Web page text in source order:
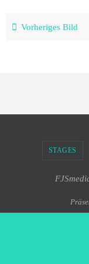
Vorheriges Bild
STAGES